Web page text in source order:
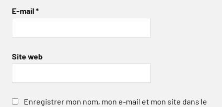
E-mail *
Site web
Enregistrer mon nom, mon e-mail et mon site dans le